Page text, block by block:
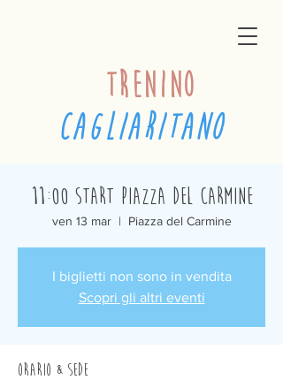
trenino
cagliaritano
11:00 Start Piazza del Carmine
ven 13 mar
  |
Piazza del Carmine
I biglietti non sono in vendita
Scopri gli altri eventi
Orario & Sede